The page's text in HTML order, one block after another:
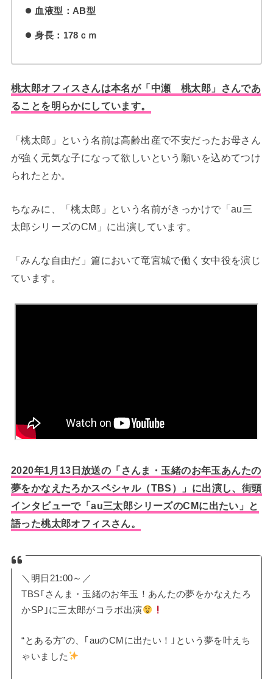
血液型：AB型
身長：178ｃｍ
桃太郎オフィスさんは本名が「中瀬 桃太郎」さんであ
ることを明らかにしています。
「桃太郎」という名前は高齢出産で不安だったお母さん
が強く元気な子になって欲しいという願いを込めてつけ
られたとか。
ちなみに、「桃太郎」という名前がきっかけで「au三
太郎シリーズのCM」に出演しています。
「みんな自由だ」篇において竜宮城で働く女中役を演じ
ています。
2020年1月13日放送の「さんま・玉緒のお年玉あんたの
夢をかなえたろかスペシャル（TBS）」に出演し、街頭
インタビューで「au三太郎シリーズのCMに出たい」と
語った桃太郎オフィスさん。
＼明日21:00～／
TBS｢さんま・玉緒のお年玉！あんたの夢をかなえたろ
かSP｣に三太郎がコラボ出演
“とある方”の、｢auのCMに出たい！｣という夢を叶えち
ゃいました